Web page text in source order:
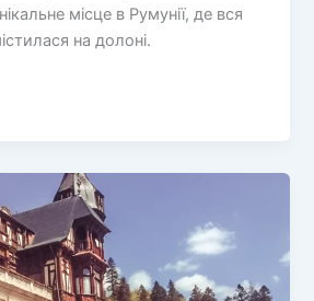
місце в Румунії, де вся
на долоні.